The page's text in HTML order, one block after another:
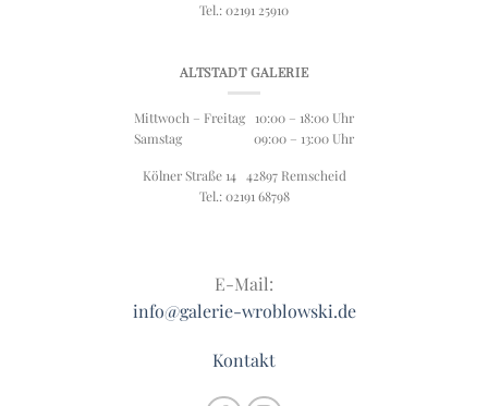
Tel.: 02191 25910
ALTSTADT GALERIE
Mittwoch – Freitag 10:00 – 18:00 Uhr
Samstag 09:00 – 13:00 Uhr
Kölner Straße 14 42897 Remscheid
Tel.: 02191 68798
E-Mail:
info@galerie-wroblowski.de
Kontakt